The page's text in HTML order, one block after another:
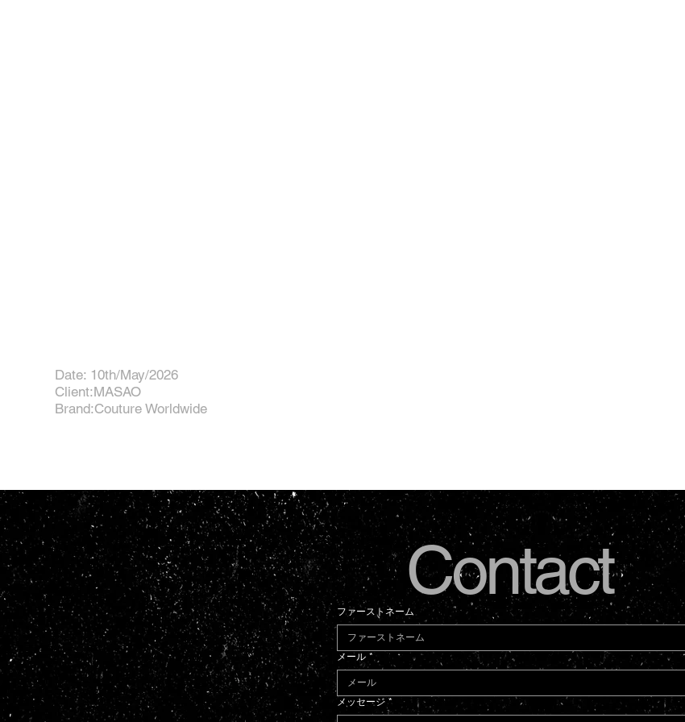
Date: 10th/May/2026
Client:MASAO
Brand:Couture Worldwide
Contact
ファーストネーム
メール *
メッセージ *